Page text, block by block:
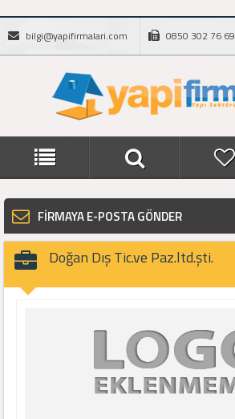
bilgi@yapifirmalari.com 0850 302 76 69
FİRMAYA E-POSTA GÖNDER
Doğan Dış Tic.ve Paz.ltd.şti.